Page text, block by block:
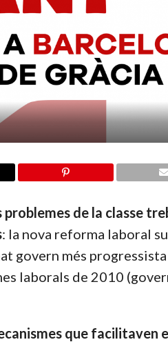
problemes de la classe
: la nova reforma laboral
govern més
laborals de 2010
que facilitaven